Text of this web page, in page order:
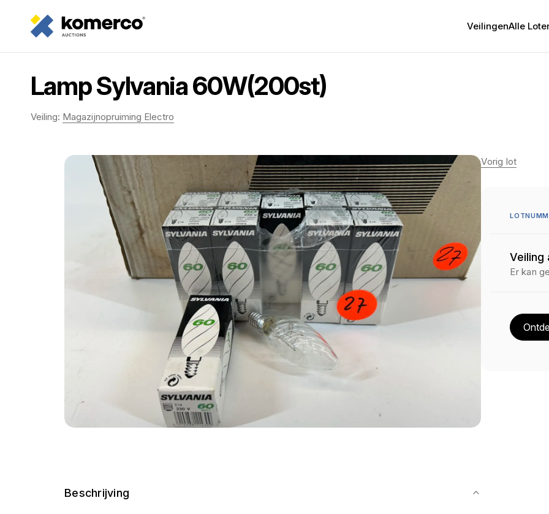
VeilingenAlle
Lamp Sylvania 60W(200st)
Veiling: Magazijnopruiming Electro
Beschrijving
Vorig lot
Veiling
Er kan